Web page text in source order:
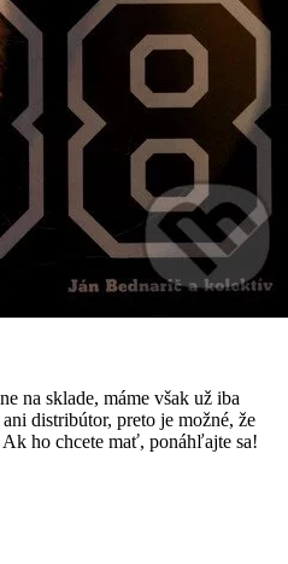
na sklade, máme však už iba
distribútor, preto je možné, že
ho chcete mať, ponáhľajte sa!